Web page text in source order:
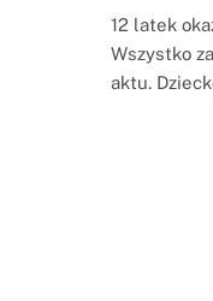
12 latek
Wszystko
aktu.